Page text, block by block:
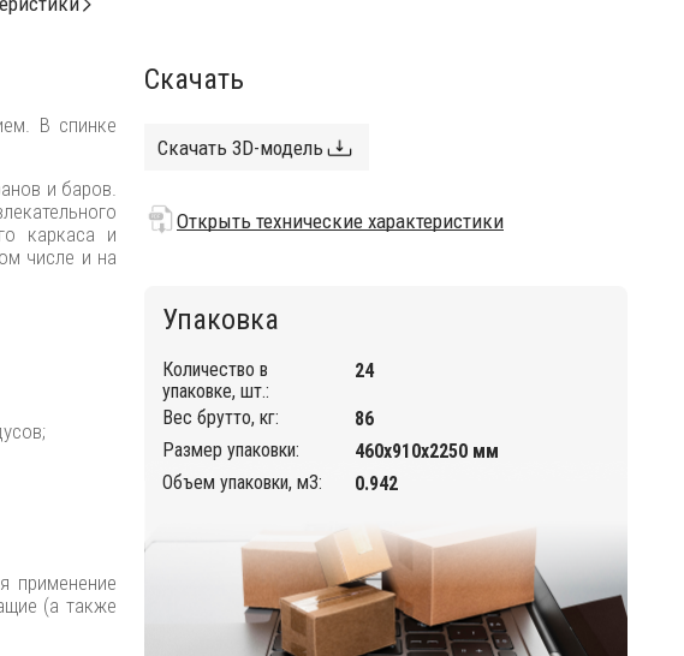
В спинке
и баров.
каркаса и
числе и на
применение
(а также
Скачать
Скачать 3D-модель
Открыть технические характеристики
Упаковка
Количество в
упаковке, шт.:
24
Вес брутто, кг:
86
Размер упаковки:
460х910х2250 мм
Объем упаковки, м3:
0.942